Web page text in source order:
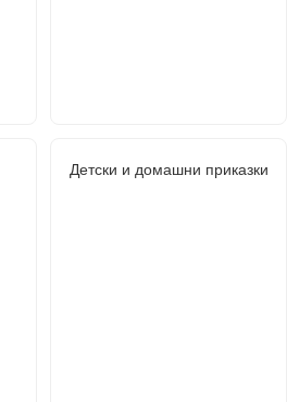
Детски и домашни приказки